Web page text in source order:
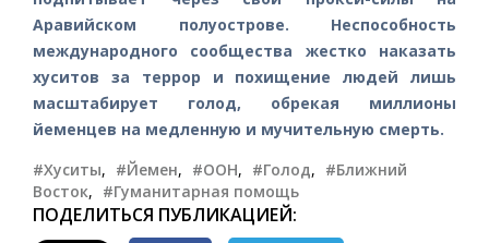
Аравийском полуострове. Неспособность
международного сообщества жестко наказать
хуситов за террор и похищение людей лишь
масштабирует голод, обрекая миллионы
йеменцев на медленную и мучительную смерть.
#Хуситы, #Йемен, #ООН, #Голод, #Ближний
Восток, #Гуманитарная помощь
ПОДЕЛИТЬСЯ ПУБЛИКАЦИЕЙ: